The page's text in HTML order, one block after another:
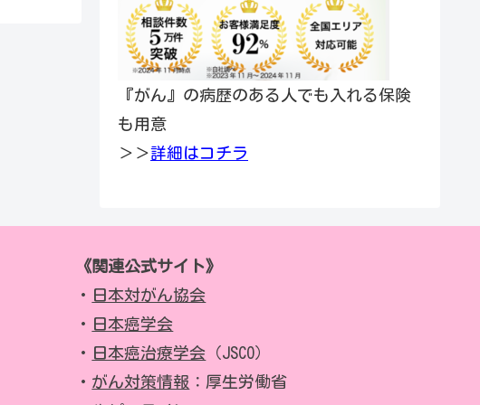
『がん』の病歴のある人でも入れる保険
も用意
＞＞詳細はコチラ
《関連公式サイト》
・ 日本対がん協会
・ 日本癌学会
・ 日本癌治療学会 （JSCO）
・ がん対策情報 ：厚生労働省